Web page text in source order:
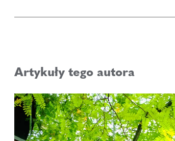
Artykuły tego autora